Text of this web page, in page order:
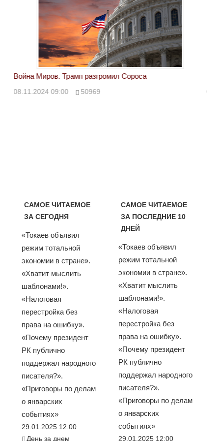
Война Миров. Трамп разгромил Сороса
08.11.2024 09:00 50969
САМОЕ ЧИТАЕМОЕ
ЗА СЕГОДНЯ
«Токаев объявил
режим тотальной
экономии в стране».
«Хватит мыслить
шаблонами!».
«Налоговая
перестройка без
права на ошибку».
«Почему президент
РК публично
поддержал народного
писателя?».
«Приговоры по делам
о январских
событиях»
29.01.2025 12:00
День за днем
САМОЕ ЧИТАЕМОЕ
ЗА ПОСЛЕДНИЕ 10
ДНЕЙ
«Токаев объявил
режим тотальной
экономии в стране».
«Хватит мыслить
шаблонами!».
«Налоговая
перестройка без
права на ошибку».
«Почему президент
РК публично
поддержал народного
писателя?».
«Приговоры по делам
о январских
событиях»
29.01.2025 12:00